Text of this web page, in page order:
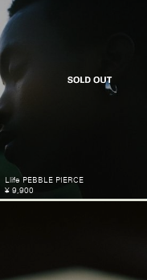
Llife PEBBLE PIERCE
¥ 9,900